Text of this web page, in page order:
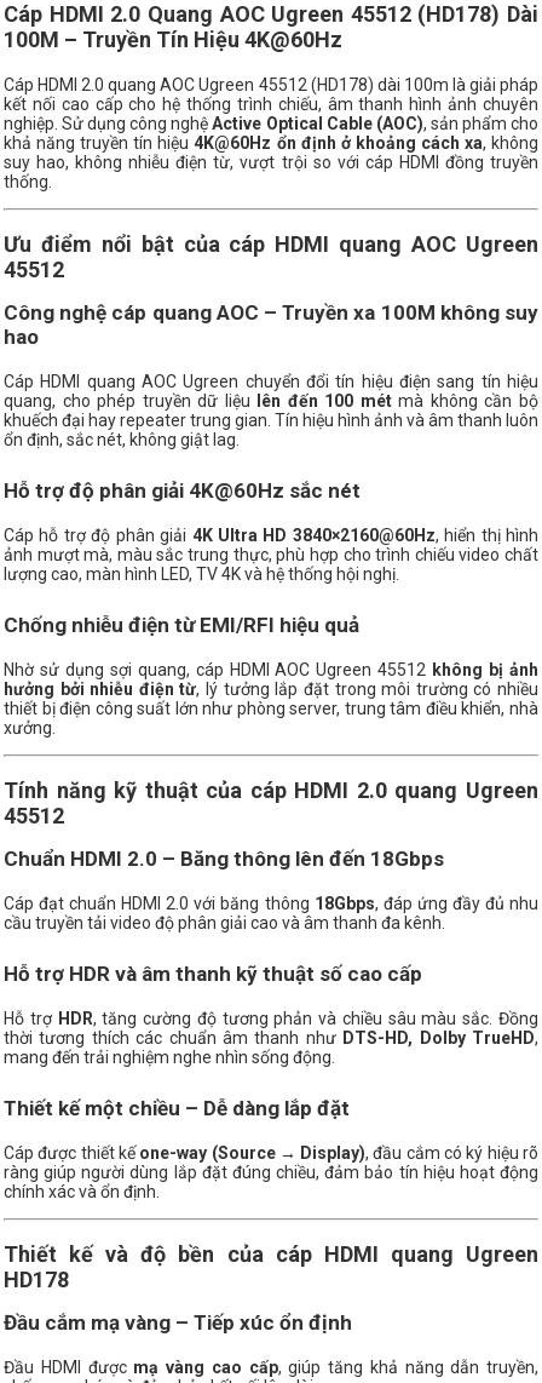
Cáp HDMI 2.0 Quang AOC Ugreen 45512 (HD178) Dài
100M – Truyền Tín Hiệu 4K@60Hz
Cáp HDMI 2.0 quang AOC Ugreen 45512 (HD178) dài 100m là giải pháp
kết nối cao cấp cho hệ thống trình chiếu, âm thanh hình ảnh chuyên
nghiệp. Sử dụng công nghệActive Optical Cable (AOC), sản phẩm cho
khả năng truyền tín hiệu4K@60Hz ổn định ở khoảng cách xa, không
suy hao, không nhiễu điện từ, vượt trội so với cáp HDMI đồng truyền
thống.
Ưu điểm nổi bật của cáp HDMI quang AOC Ugreen
45512
Công nghệ cáp quang AOC – Truyền xa 100M không suy
hao
Cáp HDMI quang AOC Ugreen chuyển đổi tín hiệu điện sang tín hiệu
quang, cho phép truyền dữ liệu
lên đến 100 métmà không cần bộ
khuếch đại hay repeater trung gian. Tín hiệu hình ảnh và âm thanh luôn
ổn định, sắc nét, không giật lag.
Hỗ trợ độ phân giải 4K@60Hz sắc nét
Cáp hỗ trợ độ phân giải 4K Ultra HD 3840×2160@60Hz, hiển thị hình
ảnh mượt mà, màu sắc trung thực, phù hợp cho trình chiếu video chất
lượng cao, màn hình LED, TV 4K và hệ thống hội nghị.
Chống nhiễu điện từ EMI/RFI hiệu quả
Nhờ sử dụng sợi quang, cáp HDMI AOC Ugreen 45512 không bị ảnh
hưởng bởi nhiễu điện từ, lý tưởng lắp đặt trong môi trường có nhiều
thiết bị điện công suất lớn như phòng server, trung tâm điều khiển, nhà
xưởng.
Tính năng kỹ thuật của cáp HDMI 2.0 quang Ugreen
45512
Chuẩn HDMI 2.0 – Băng thông lên đến 18Gbps
Cáp đạt chuẩn HDMI 2.0 với băng thông 18Gbps, đáp ứng đầy đủ nhu
cầu truyền tải video độ phân giải cao và âm thanh đa kênh.
Hỗ trợ HDR và âm thanh kỹ thuật số cao cấp
Hỗ trợ HDR, tăng cường độ tương phản và chiều sâu màu sắc. Đồng
thời tương thích các chuẩn âm thanh như DTS-HD, Dolby TrueHD,
mang đến trải nghiệm nghe nhìn sống động.
Thiết kế một chiều – Dễ dàng lắp đặt
Cáp được thiết kếone-way (Source → Display), đầu cắm có ký hiệu rõ
ràng giúp người dùng lắp đặt đúng chiều, đảm bảo tín hiệu hoạt động
chính xác và ổn định.
Thiết kế và độ bền của cáp HDMI quang Ugreen
HD178
Đầu cắm mạ vàng – Tiếp xúc ổn định
Đầu HDMI được mạ vàng cao cấp, giúp tăng khả năng dẫn truyền,